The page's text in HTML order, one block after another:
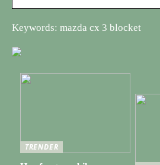
Keywords: mazda cx 3 blocket
TRENDER